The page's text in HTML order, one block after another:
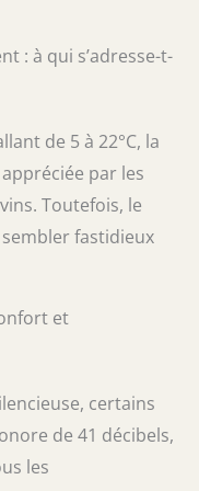
: à qui s’adresse-t-
de 5 à 22°C, la
par les
Toutefois, le
fastidieux
et
certains
de 41 décibels,
les